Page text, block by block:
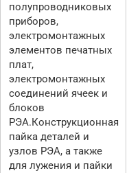
полупроводниковых
приборов,
электромонтажных
элементов печатных
плат,
электромонтажных
соединений ячеек и
блоков
РЭА.Конструкционная
пайка деталей и
узлов РЭА, а также
для лужения и пайки